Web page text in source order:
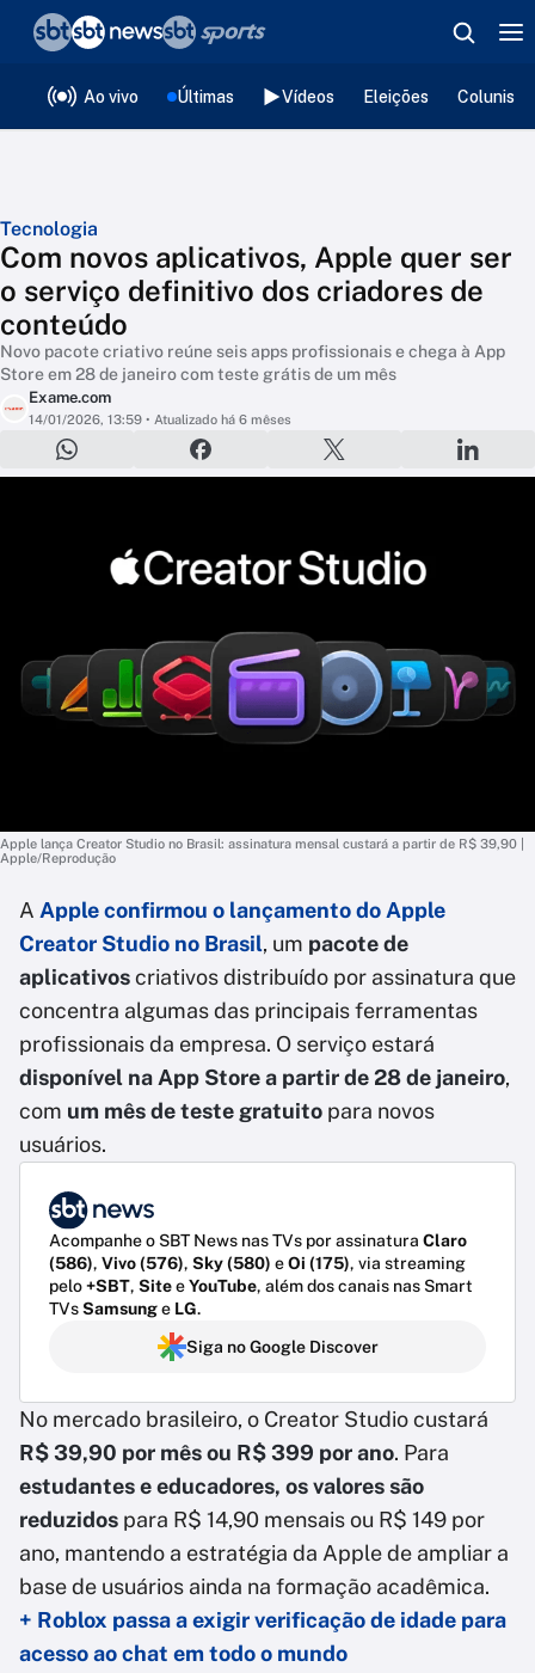
Ao vivo Últimas Vídeos Eleições
Tecnologia
Com novos aplicativos, Apple quer ser
o serviço definitivo dos criadores de
conteúdo
Novo pacote criativo reúne seis apps profissionais e chega à App
Store em 28 de janeiro com teste grátis de um mês
Exame.com
14/01/2026, 13:59 • Atualizado há 6 mêses
Apple lança Creator Studio no Brasil: assinatura mensal custará a partir de R$ 39,90 |
Apple/Reprodução
A Apple confirmou o lançamento do Apple
Creator Studio no Brasil, um pacote de
aplicativoscriativos distribuído por assinatura que
concentra algumas das principais ferramentas
profissionais da empresa. O serviço estará
disponível na App Store a partir de 28 de janeiro,
com um mês de teste gratuito para novos
usuários.
Acompanhe o SBT News nas TVs por assinatura Claro
(586), Vivo (576), Sky (580) eOi (175), via streaming
pelo+SBT, SiteeYouTube, além dos canais nas Smart
TVsSamsunge LG.
Siga no Google Discover
No mercado brasileiro, o Creator Studio custará
R$ 39,90 por mês ou R$ 399 por ano. Para
estudantes e educadores, os valores são
reduzidos para R$ 14,90 mensais ou R$ 149 por
ano, mantendo a estratégia da Apple de ampliar a
base de usuários ainda na formação acadêmica.
+ Roblox passa a exigir verificação de idade para
acesso ao chat em todo o mundo
❮voltar
Editorias